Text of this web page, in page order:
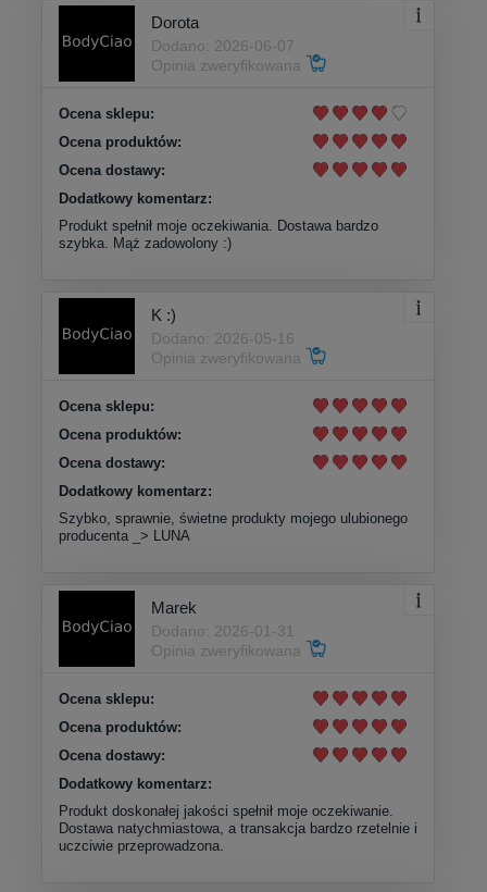
Dorota
Dodano: 2026-06-07
Opinia zweryfikowana
Ocena sklepu:
Ocena produktów:
Ocena dostawy:
Dodatkowy komentarz:
Produkt spełnił moje oczekiwania. Dostawa bardzo
szybka. Mąż zadowolony :)
K :)
Dodano: 2026-05-16
Opinia zweryfikowana
Ocena sklepu:
Ocena produktów:
Ocena dostawy:
Dodatkowy komentarz:
Szybko, sprawnie, świetne produkty mojego ulubionego
producenta _> LUNA
Marek
Dodano: 2026-01-31
Opinia zweryfikowana
Ocena sklepu:
Ocena produktów:
Ocena dostawy:
Dodatkowy komentarz:
Produkt doskonałej jakości spełnił moje oczekiwanie.
Dostawa natychmiastowa, a transakcja bardzo rzetelnie i
uczciwie przeprowadzona.